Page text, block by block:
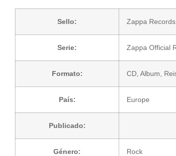
Sello: Zappa Records
Serie: Zappa Official
Formato: CD , Album,
País: Europe
Publicado:
Género: Rock